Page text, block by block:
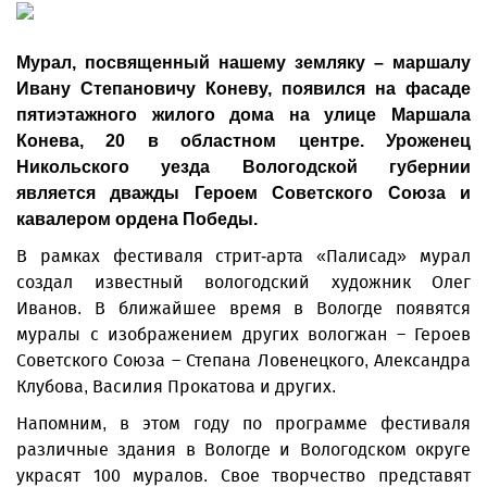
Мурал, посвященный нашему земляку – маршалу
Ивану Степановичу Коневу, появился на фасаде
пятиэтажного жилого дома на улице Маршала
Конева, 20 в областном центре. Уроженец
Никольского уезда Вологодской губернии
является дважды Героем Советского Союза и
кавалером ордена Победы.
В рамках фестиваля стрит-арта «Палисад» мурал
создал известный вологодский художник Олег
Иванов. В ближайшее время в Вологде появятся
муралы с изображением других вологжан – Героев
Советского Союза – Степана Ловенецкого, Александра
Клубова, Василия Прокатова и других.
Напомним, в этом году по программе фестиваля
различные здания в Вологде и Вологодском округе
украсят 100 муралов. Свое творчество представят